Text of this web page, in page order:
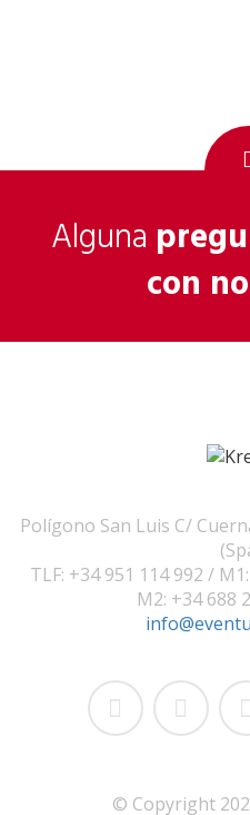
Alguna
con
Polígono San Luis C/
TLF: +34 951 114 992 /
M2: +34 688
© Copyright